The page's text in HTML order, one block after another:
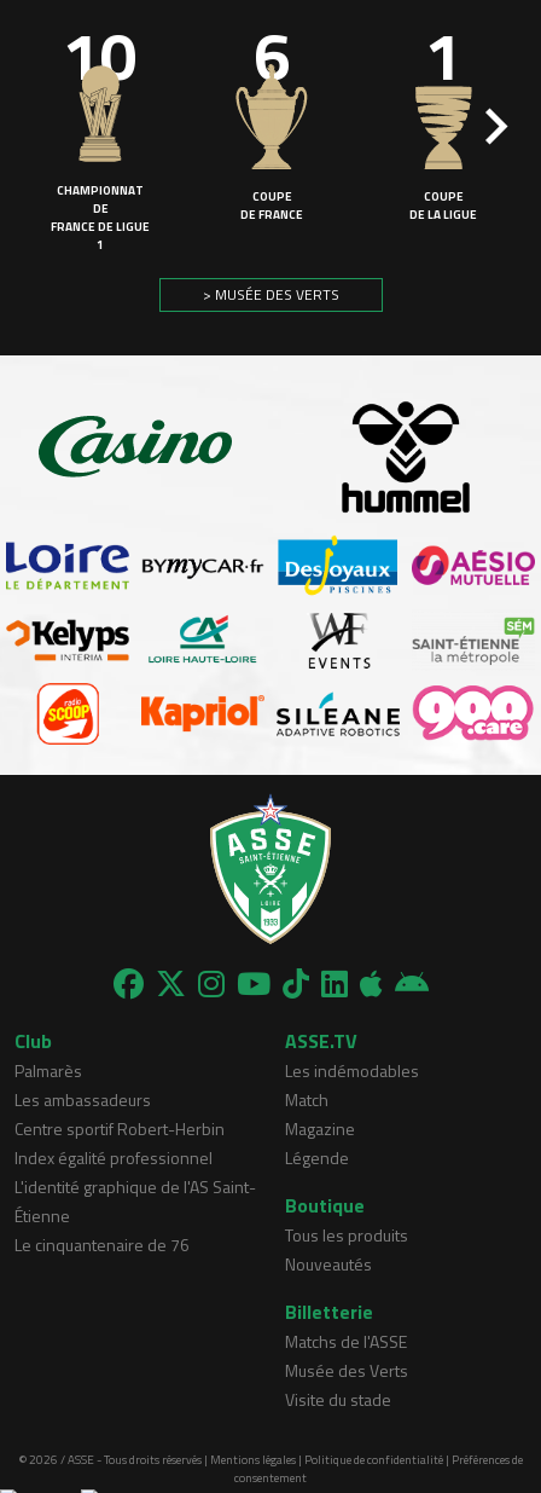
10
CHAMPIONNAT
DE
FRANCE DE LIGUE
1
6
COUPE
DE FRANCE
1
COUPE
DE LA LIGUE
> MUSÉE DES VERTS
Club
Palmarès
Les ambassadeurs
Centre sportif Robert-Herbin
Index égalité professionnel
L'identité graphique de l'AS Saint-
Étienne
Le cinquantenaire de 76
ASSE.TV
Les indémodables
Match
Magazine
Légende
Boutique
Tous les produits
Nouveautés
Billetterie
Matchs de l'ASSE
Musée des Verts
Visite du stade
© 2026 / ASSE - Tous droits réservés | Mentions légales| Politique de confidentialité| Préférences de
consentement